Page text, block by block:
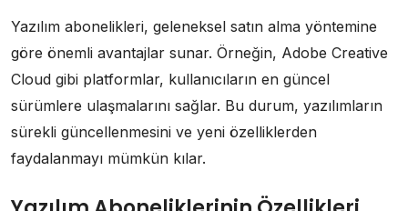
Yazılım abonelikleri, geleneksel satın alma yöntemine
göre önemli avantajlar sunar. Örneğin, Adobe Creative
Cloud gibi platformlar, kullanıcıların en güncel
sürümlere ulaşmalarını sağlar. Bu durum, yazılımların
sürekli güncellenmesini ve yeni özelliklerden
faydalanmayı mümkün kılar.